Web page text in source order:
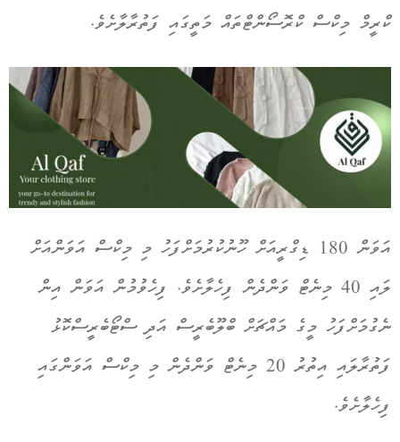
ކްރީމް މިކްސް ކްރޮސޯންޓްތައް މަތީގައި ފަތުރާލާށެވެ.
އަވަން 180 ޑިގްރީއަށް ހޫނުކުރުމަށްފަހު މި މިކްސް އަވަންއަށް
ލައި 40 މިނެޓް ވަންދެން ފިހެލާށެވެ. ފިހެވުމުން އަވަން އިން
ނެގުމަށްފަހު މީގެ މައްޗަށް ބްލޫބެރީސް އަދި ސްޓޯބެރީސްކޮޅު
ފަތުރާލައި އިތުރު 20 މިނެޓް ވަންދެން މި މިކްސް އަވަންގައި
ފިހެލާށެވެ.